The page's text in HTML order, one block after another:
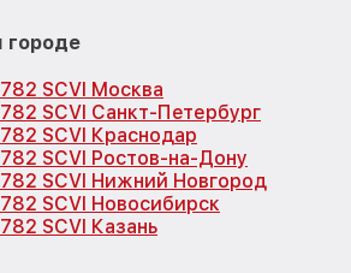
городе
SCVI Москва
SCVI Санкт-Петербург
SCVI Краснодар
SCVI Ростов-на-Дону
SCVI Нижний Новгород
SCVI Новосибирск
SCVI Казань